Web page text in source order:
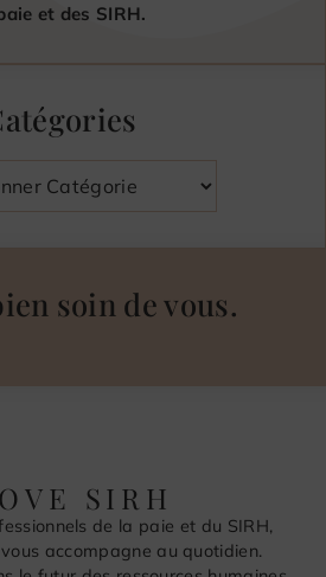
et des SIRH.
soin de vous.
SIRH
de la paie et du SIRH,
accompagne au quotidien.